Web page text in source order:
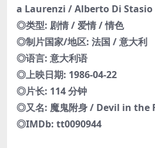
a Laurenzi / Alberto Di Stasio
◎类型: 剧情 / 爱情 / 情色
◎制片国家/地区: 法国 / 意大利
◎语言: 意大利语
◎上映日期: 1986-04-22
◎片长: 114 分钟
◎又名: 魔鬼附身 / Devil in the
◎IMDb: tt0090944